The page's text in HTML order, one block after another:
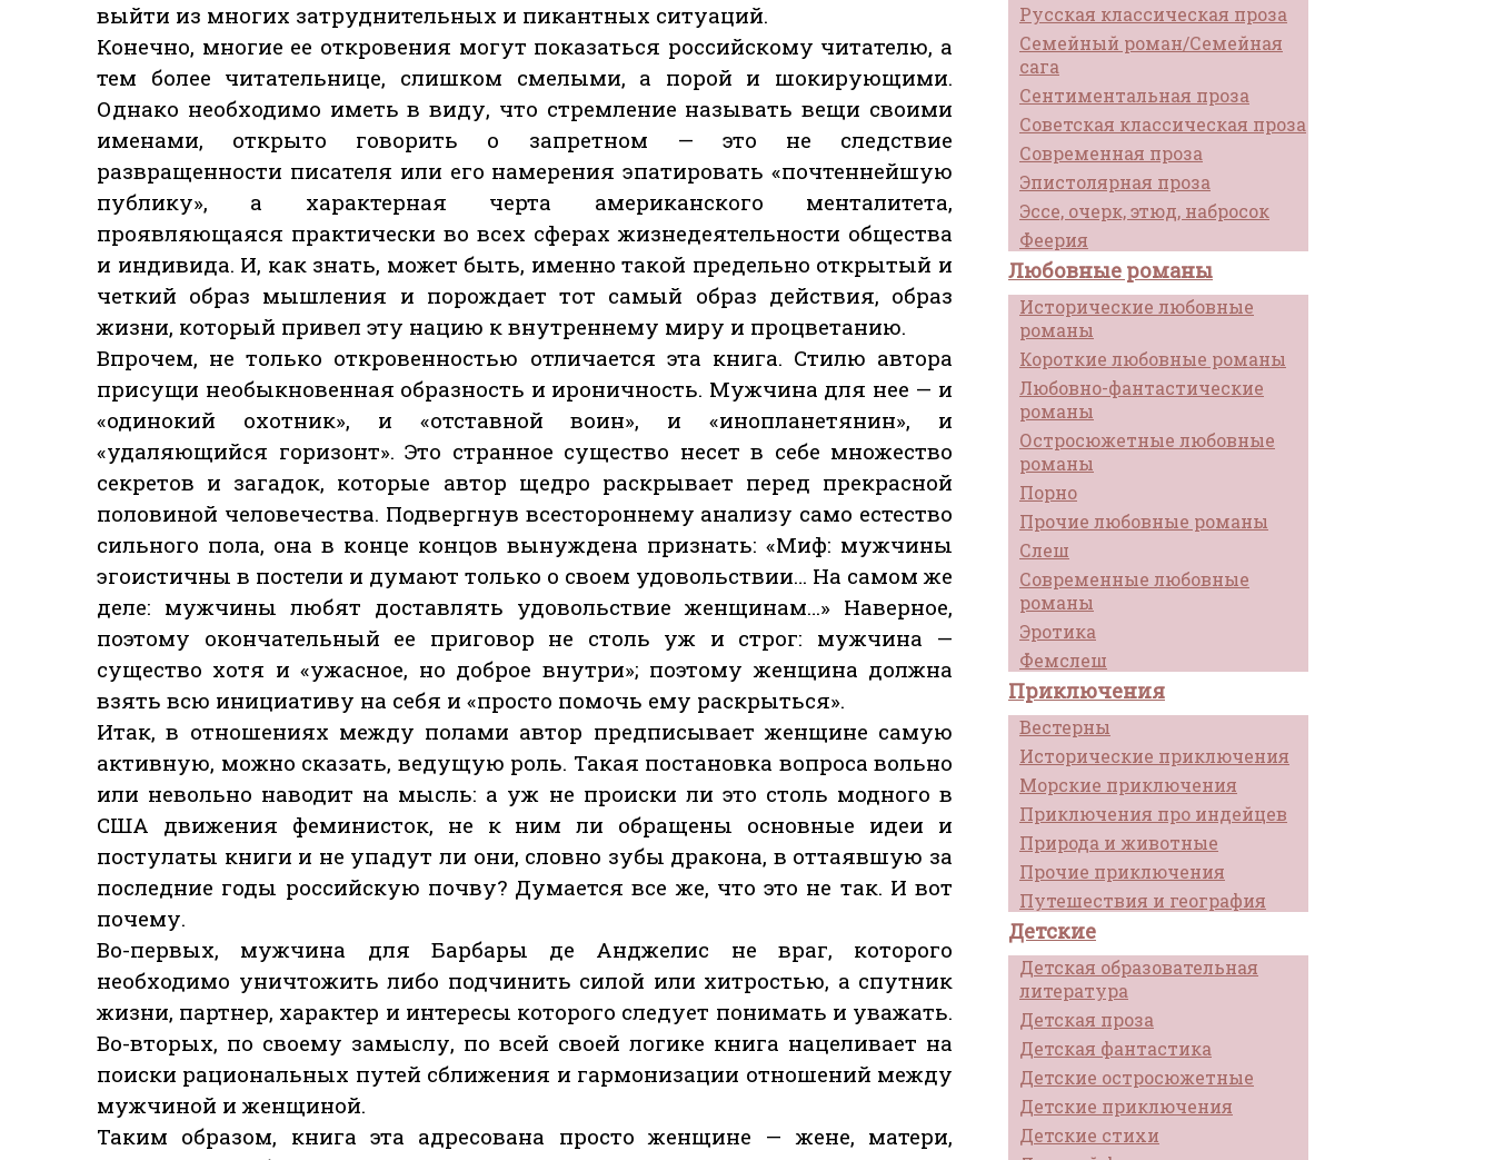
Русская классическая проза
Семейный роман/Семейная
сага
Сентиментальная проза
Советская классическая проза
Современная проза
Эпистолярная проза
Эссе, очерк, этюд, набросок
Феерия
Любовные романы
Исторические любовные
романы
Короткие любовные романы
Любовно-фантастические
романы
Остросюжетные любовные
романы
Порно
Прочие любовные романы
Слеш
Современные любовные
романы
Эротика
Фемслеш
Приключения
Вестерны
Исторические приключения
Морские приключения
Приключения про индейцев
Природа и животные
Прочие приключения
Путешествия и география
Детские
Детская образовательная
литература
Детская проза
Детская фантастика
Детские остросюжетные
Детские приключения
Детские стихи
выйти из многих затруднительных и пикантных ситуаций.
Конечно, многие ее откровения могут показаться российскому читателю, а
тем более читательнице, слишком смелыми, а порой и шокирующими.
Однако необходимо иметь в виду, что стремление называть вещи своими
именами, открыто говорить о запретном — это не следствие
развращенности писателя или его намерения эпатировать «почтеннейшую
публику», а характерная черта американского менталитета,
проявляющаяся практически во всех сферах жизнедеятельности общества
и индивида. И, как знать, может быть, именно такой предельно открытый и
четкий образ мышления и порождает тот самый образ действия, образ
жизни, который привел эту нацию к внутреннему миру и процветанию.
Впрочем, не только откровенностью отличается эта книга. Стилю автора
присущи необыкновенная образность и ироничность. Мужчина для нее — и
«одинокий охотник», и «отставной воин», и «инопланетянин», и
«удаляющийся горизонт». Это странное существо несет в себе множество
секретов и загадок, которые автор щедро раскрывает перед прекрасной
половиной человечества. Подвергнув всестороннему анализу само естество
сильного пола, она в конце концов вынуждена признать: «Миф: мужчины
эгоистичны в постели и думают только о своем удовольствии… На самом же
деле: мужчины любят доставлять удовольствие женщинам…» Наверное,
поэтому окончательный ее приговор не столь уж и строг: мужчина —
существо хотя и «ужасное, но доброе внутри»; поэтому женщина должна
взять всю инициативу на себя и «просто помочь ему раскрыться».
Итак, в отношениях между полами автор предписывает женщине самую
активную, можно сказать, ведущую роль. Такая постановка вопроса вольно
или невольно наводит на мысль: а уж не происки ли это столь модного в
США движения феминисток, не к ним ли обращены основные идеи и
постулаты книги и не упадут ли они, словно зубы дракона, в оттаявшую за
последние годы российскую почву? Думается все же, что это не так. И вот
почему.
Во-первых, мужчина для Барбары де Анджелис не враг, которого
необходимо уничтожить либо подчинить силой или хитростью, а спутник
жизни, партнер, характер и интересы которого следует понимать и уважать.
Во-вторых, по своему замыслу, по всей своей логике книга нацеливает на
поиски рациональных путей сближения и гармонизации отношений между
мужчиной и женщиной.
Таким образом, книга эта адресована просто женщине — жене, матери,